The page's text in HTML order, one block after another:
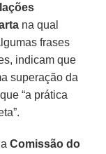
na qual
frases
indicam que
superação da
“a prática
Comissão do